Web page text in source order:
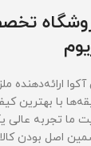
ارائه‌دهنده
با بهترین
ما تجربه عالی
اصل بودن